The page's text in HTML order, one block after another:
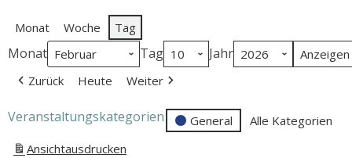
Monat Woche Tag
Monat Tag Jahr
Zurück Heute Weiter
Veranstaltungskategorien General
Alle Kategorien
Ansichtausdrucken